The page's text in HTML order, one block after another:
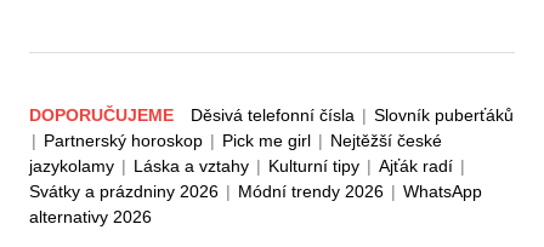
DOPORUČUJEME Děsivá telefonní čísla | Slovník puberťáků
| Partnerský horoskop | Pick me girl | Nejtěžší české
jazykolamy | Láska a vztahy | Kulturní tipy | Ajťák radí |
Svátky a prázdniny 2026 | Módní trendy 2026 | WhatsApp
alternativy 2026